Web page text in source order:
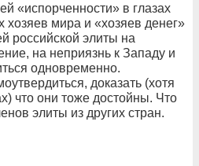
«испорченности» в глазах
хозяев мира и «хозяев денег»
российской элиты на
на неприязнь к Западу и
одновременно.
доказать (хотя
что они тоже достойны. Что
элиты из других стран.